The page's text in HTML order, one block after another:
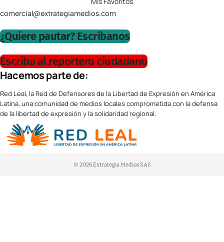
comercial@extrategiamedios.com
¿Quiere pautar? Escríbanos
Escriba al reportero ciudadano
Hacemos parte de:
Red Leal, la Red de Defensores de la Libertad de Expresión en América
Latina, una comunidad de medios locales comprometida con la defensa
de la libertad de expresión y la solidaridad regional.
© 2026 Extrategia Medios SAS